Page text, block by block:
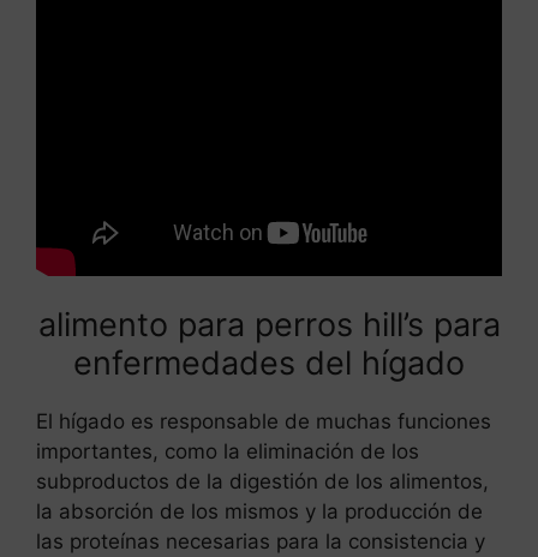
alimento para perros hill’s para
enfermedades del hígado
El hígado es responsable de muchas funciones
importantes, como la eliminación de los
subproductos de la digestión de los alimentos,
la absorción de los mismos y la producción de
las proteínas necesarias para la consistencia y